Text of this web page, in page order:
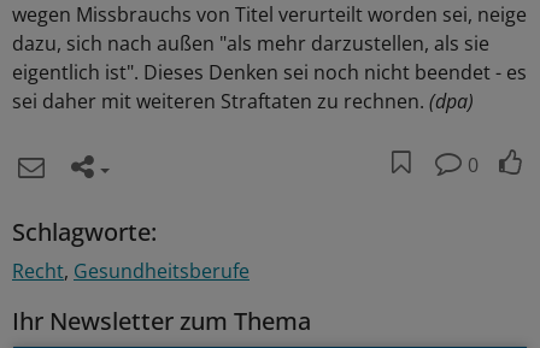
wegen Missbrauchs von Titel verurteilt worden sei, neige
dazu, sich nach außen "als mehr darzustellen, als sie
eigentlich ist". Dieses Denken sei noch nicht beendet - es
sei daher mit weiteren Straftaten zu rechnen. (dpa)
0
Schlagworte:
Recht Gesundheitsberufe
Ihr Newsletter zum Thema